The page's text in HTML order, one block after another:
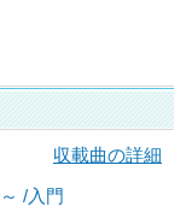
収載曲の詳細
/入門